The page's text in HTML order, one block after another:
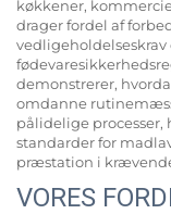
køkkener,
drager fordel af
demonstrerer,
omdanne
pålidelige
standarder for
præstation i
VORES